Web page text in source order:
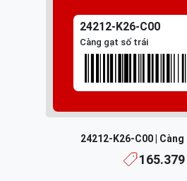
Tài khoản
24212-K26-C00
Càng gạt số trái
24212-K26-C00 |